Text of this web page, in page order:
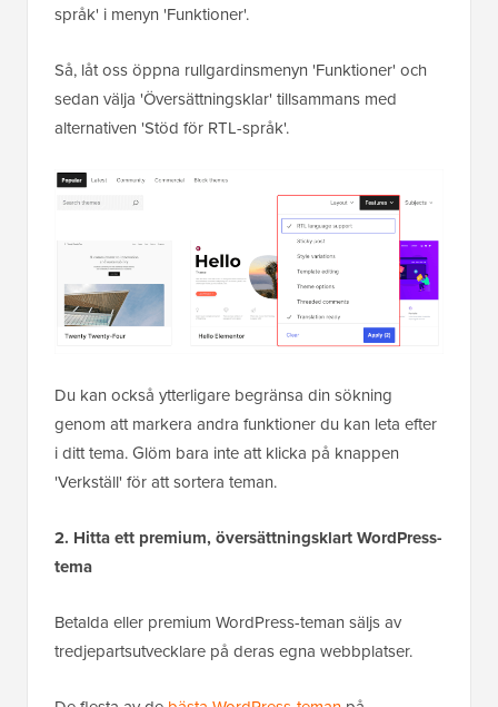
språk' i menyn 'Funktioner'.
Så, låt oss öppna rullgardinsmenyn 'Funktioner' och
sedan välja 'Översättningsklar' tillsammans med
alternativen 'Stöd för RTL-språk'.
Du kan också ytterligare begränsa din sökning
genom att markera andra funktioner du kan leta efter
i ditt tema. Glöm bara inte att klicka på knappen
'Verkställ' för att sortera teman.
2. Hitta ett premium, översättningsklart WordPress-
tema
Betalda eller premium WordPress-teman säljs av
tredjepartsutvecklare på deras egna webbplatser.